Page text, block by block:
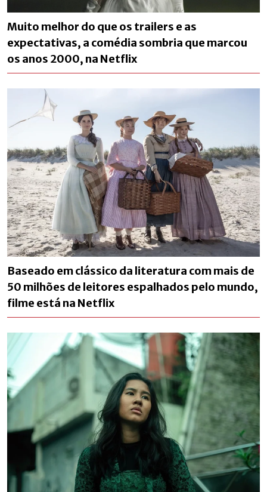
Muito melhor do que os trailers e as
expectativas, a comédia sombria que marcou
os anos 2000, na Netflix
Baseado em clássico da literatura com mais de
50 milhões de leitores espalhados pelo mundo,
filme está na Netflix